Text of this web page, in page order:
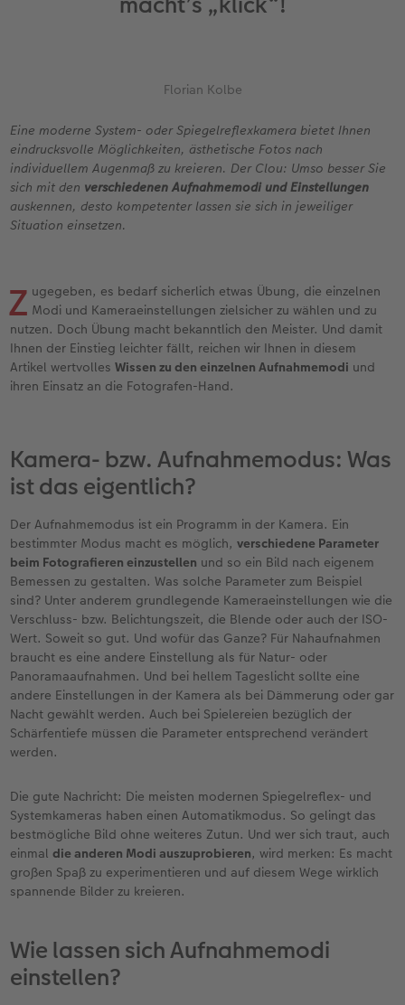
Erinnerungstasche
Bestellwege
Inspiration
Jahrbuch
Reisefotobuch
Webinare & VHS
Erste Schritte
Foto-Kochbuch
hexxas
Alu Dibond
Gallery Print
Hartschaum
Foto auf Holz
Bestellwege
Ideen zur Wandgestaltung
CEWE myPhotos
Extras
Fotosticker
Premium Poster
Rahmen
Fotogrößen & Formate
Bestellwege
Neuheiten
Extras
Fototassen
Trinkflasche
Dekoration
Schule & Büro
Textilien
Faber-Castell
Foto-Geschenkbox
Neuheiten
Geburtskarten
Postkarten Sets
Postkarten verschicken
Fotokarten
Digitale Grußkarte
Papierqualitäten
Weitere Anlässe
CEWE myPhotos
Silikonhüllen
Kunststoffhüllen
Lederhüllen
Holzhüllen
Bio-based Case
Bestellwege
Inspiration
CEWE myPhotos
Wandkalender Fineline
Bestellwege
Designvorlagen
Kalender mit fertigem Design
Gestaltungsideen
Neuheiten
Extras
für Männer
für Freundinnen
für Kinder
für Großeltern
für Tierfreunde
Besondere Geschenkideen
CEWE myPhotos
Neuheiten
Erste Schritte
Videotutorials
Florian Kolbe
Eine moderne System- oder Spiegelreflexkamera bietet Ihnen
eindrucksvolle Möglichkeiten, ästhetische Fotos nach
individuellem Augenmaß zu kreieren. Der Clou: Umso besser Sie
sich mit den verschiedenen Aufnahmemodi und Einstellungen
auskennen, desto kompetenter lassen sie sich in jeweiliger
Situation einsetzen.
Z ugegeben, es bedarf sicherlich etwas Übung, die einzelnen
Modi und Kameraeinstellungen zielsicher zu wählen und zu
nutzen. Doch Übung macht bekanntlich den Meister. Und damit
Ihnen der Einstieg leichter fällt, reichen wir Ihnen in diesem
Artikel wertvollesWissen zu den einzelnen Aufnahmemodi und
ihren Einsatz an die Fotografen-Hand.
Kamera- bzw. Aufnahmemodus: Was
ist das eigentlich?
Der Aufnahmemodus ist ein Programm in der Kamera. Ein
bestimmter Modus macht es möglich,verschiedene Parameter
beim Fotografieren einzustellen und so ein Bild nach eigenem
Bemessen zu gestalten. Was solche Parameter zum Beispiel
sind? Unter anderem grundlegende Kameraeinstellungen wie die
Verschluss- bzw. Belichtungszeit, die Blende oder auch der ISO-
Wert. Soweit so gut. Und wofür das Ganze? Für Nahaufnahmen
braucht es eine andere Einstellung als für Natur- oder
Panoramaaufnahmen. Und bei hellem Tageslicht sollte eine
andere Einstellungen in der Kamera als bei Dämmerung oder gar
Nacht gewählt werden. Auch bei Spielereien bezüglich der
Schärfentiefe müssen die Parameter entsprechend verändert
werden.
Die gute Nachricht: Die meisten modernen Spiegelreflex- und
Systemkameras haben einen Automatikmodus. So gelingt das
bestmögliche Bild ohne weiteres Zutun. Und wer sich traut, auch
einmaldie anderen Modi auszuprobieren, wird merken: Es macht
großen Spaß zu experimentieren und auf diesem Wege wirklich
spannende Bilder zu kreieren.
Wie lassen sich Aufnahmemodi
einstellen?